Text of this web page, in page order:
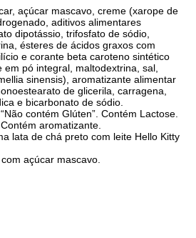
açúcar mascavo, creme (xarope de
aditivos alimentares
dipotássio, trifosfato de sódio,
ésteres de ácidos graxos com
e corante beta caroteno sintético
pó integral, maltodextrina, sal,
sinensis), aromatizante alimentar
de glicerila, carragena,
e bicarbonato de sódio.
contém Glúten”. Contém Lactose.
aromatizante.
lata de chá preto com leite Hello Kitty
açúcar mascavo.